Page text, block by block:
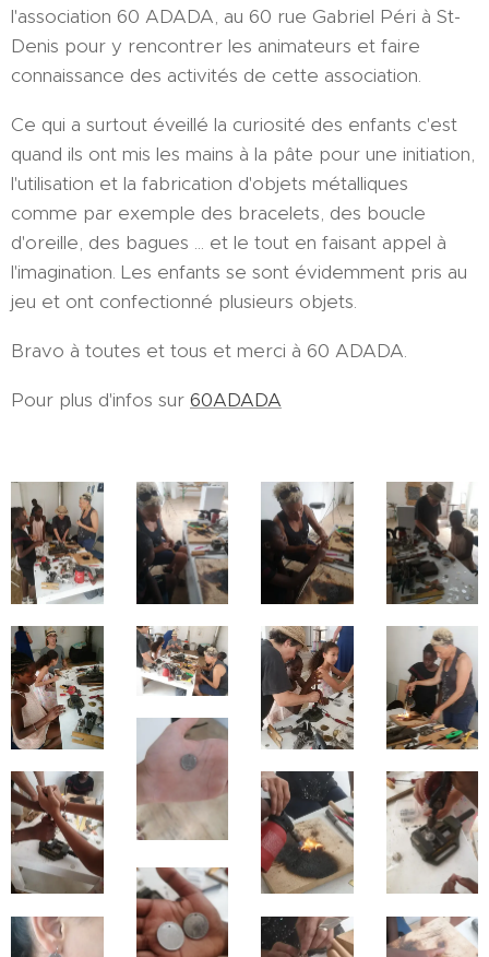
l'association 60 ADADA, au 60 rue Gabriel Péri à St-
Denis pour y rencontrer les animateurs et faire
connaissance des activités de cette association.
Ce qui a surtout éveillé la curiosité des enfants c'est
quand ils ont mis les mains à la pâte pour une initiation,
l'utilisation et la fabrication d'objets métalliques
comme par exemple des bracelets, des boucle
d'oreille, des bagues ... et le tout en faisant appel à
l'imagination. Les enfants se sont évidemment pris au
jeu et ont confectionné plusieurs objets.
Bravo à toutes et tous et merci à 60 ADADA.
Pour plus d'infos sur 60ADADA